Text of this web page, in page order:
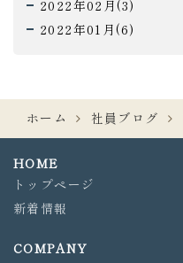
2022年02月(3)
2022年01月(6)
ホーム 社員ブログ
HOME
トップページ
新着情報
COMPANY